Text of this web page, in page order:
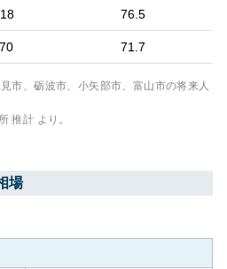
76.5
71.7
市、砺波市、小矢部市、富山市の将来人
推計 より。
場